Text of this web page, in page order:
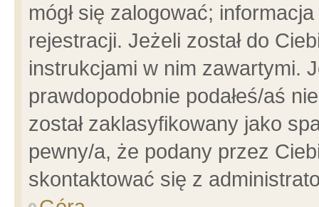
mógł się zalogować;
rejestracji. Jeżeli został do
instrukcjami w nim zawartymi.
prawdopodobnie podałeś/aś
został zaklasyfikowany jako
pewny/a, że podany przez
skontaktować się z